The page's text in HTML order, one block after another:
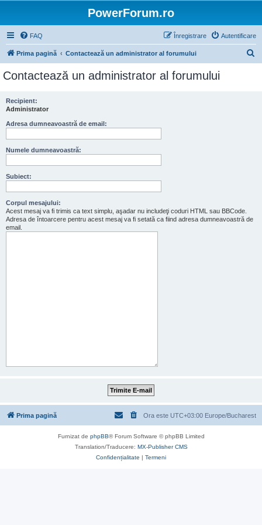
PowerForum.ro
FAQ Autentificare
Înregistrare
Prima pagină Contactează un administrator al forumului
Contactează un administrator al forumului
Recipient:
Administrator
Adresa dumneavoastră de email:
Numele dumneavoastră:
Subiect:
Corpul mesajului:
Acest mesaj va fi trimis ca text simplu, aşadar nu includeţi coduri HTML sau BBCode.
Adresa de întoarcere pentru acest mesaj va fi setată ca fiind adresa dumneavoastră de
email.
Prima pagină Ora este UTC+03:00 Europe/Bucharest
Furnizat de phpBB® Forum Software © phpBB Limited
Translation/Traducere: MX-Publisher CMS
Confidențialitate | Termeni